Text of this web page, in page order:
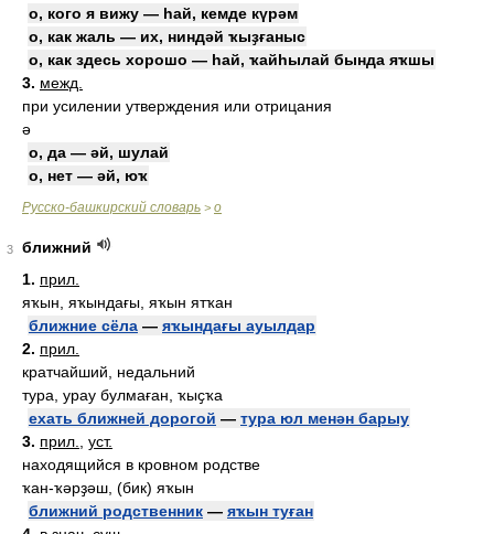
о, кого я вижу — һай, кемде күрәм
о, как жаль — их, ниндәй ҡыҙғаныс
о, как здесь хорошо — һай, ҡайһылай бында яҡшы
3. межд.
при усилении утверждения или отрицания
ә
о, да — әй, шулай
о, нет — әй, юҡ
Русско-башкирский словарь > о
3
ближний
1. прил.
яҡын, яҡындағы, яҡын ятҡан
ближние сёла — яҡындағы ауылдар
2. прил.
кратчайший, недальний
тура, урау булмаған, ҡыҫҡа
ехать ближней дорогой — тура юл менән барыу
3. прил.
уст.
находящийся в кровном родстве
ҡан-ҡәрҙәш, (бик) яҡын
ближний родственник — яҡын туған